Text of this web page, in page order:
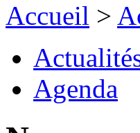
Accueil >
Agenda